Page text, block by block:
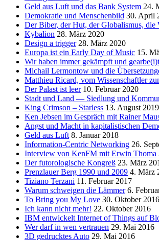
Geld aus Luft und das Bank System 24.
Demokratie und Menschenbild 30. April
Der Biber, der Hut, der Globalismus, die
Kybalion 28. März 2020
Design a trigger 28. März 2020
Europa ist ein Early Day of Music 15.
Wir haben immer gekämpft und
Michail Lermontow und die
Matthieu Ricard, vom Wissenschaftler
Der Palast ist leer 10. Februar 2020
Stadt und Land — Siedlung und
King Crimson – Starless 13. August 2019
Ken Jebsen im Gespräch mit Rainer
Angst und Macht in kapitalistischen
Geld aus Luft 8. Januar 2018
Information-Centric Networking 26.
Interview von KenFM mit Erwin Thoma
Der futorologische Kongreß 23. März
Prenzlauer Berg 1990 und 2009 4. März
Tiziano Terzani 11. Februar 2017
Warum schweigen die Lämmer 6.
To Bring you My Love 30. Oktober 2016
Ich kann nicht mehr! 22. Oktober 2016
IBM entwickelt Internet of Things auf
Wer darf in wen vertrauen 29. Mai 2016
3D gedrucktes Auto 29. Mai 2016